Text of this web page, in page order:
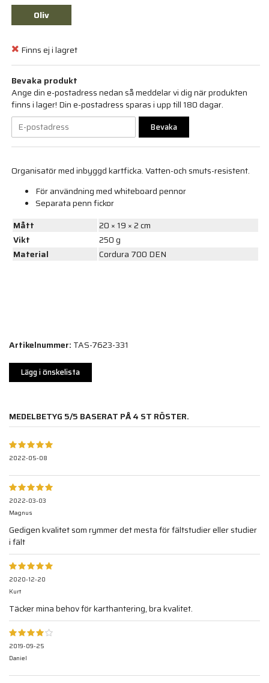
Oliv
Finns ej i lagret
Bevaka produkt
Ange din e-postadress nedan så meddelar vi dig när produkten
finns i lager! Din e-postadress sparas i upp till 180 dagar.
Bevaka
Organisatör med inbyggd kartficka. Vatten-och smuts-resistent.
För användning med whiteboard pennor
Separata penn fickor
Mått
20 × 19 × 2 cm
Vikt
250 g
Material
Cordura 700 DEN
Artikelnummer: TAS-7623-331
Lägg i önskelista
MEDELBETYG 5/5 BASERAT PÅ4 ST RÖSTER.
2022-05-08
2022-03-03
Magnus
Gedigen kvalitet som rymmer det mesta för fältstudier eller studier
i fält
2020-12-20
Kurt
Täcker mina behov för karthantering, bra kvalitet.
2019-09-25
Daniel